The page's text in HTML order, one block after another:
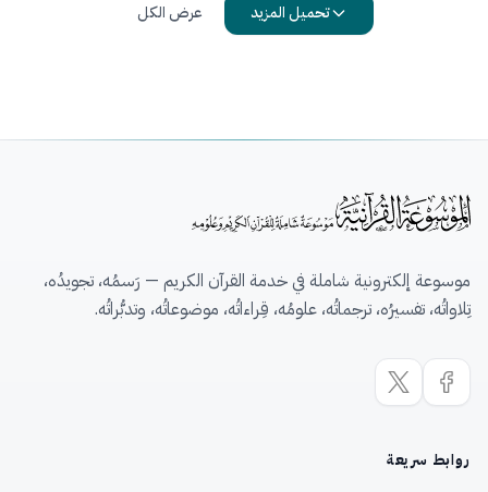
تحميل المزيد عرض الكل
موسوعة إلكترونية شاملة في خدمة القرآن الكريم — رَسمُه، تجويدُه،
تِلاواتُه، تفسيرُه، ترجماتُه، علومُه، قِراءاتُه، موضوعاتُه، وتدبُّراتُه.
روابط سريعة